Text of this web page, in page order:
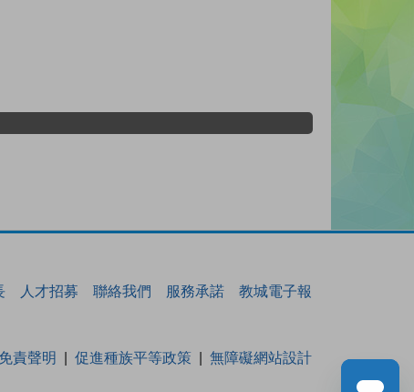
人才招募 聯絡我們 服務承諾 教城電子報
免責聲明 促進種族平等政策 無障礙網站設計